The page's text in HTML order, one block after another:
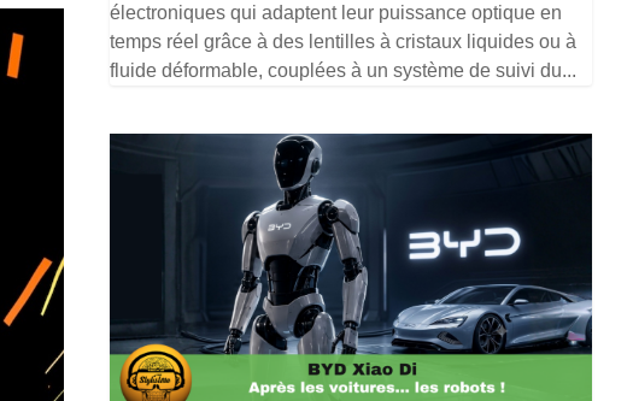
électroniques qui adaptent leur puissance optique en
temps réel grâce à des lentilles à cristaux liquides ou à
fluide déformable, couplées à un système de suivi du...